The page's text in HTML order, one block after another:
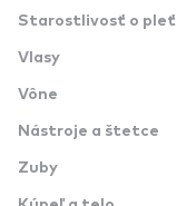
Starostlivosť o pleť
Vlasy
Vône
Nástroje a štetce
Zuby